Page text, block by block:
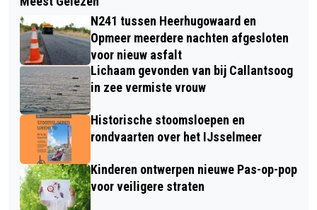
EN ZONDER BEPERKING IN EGMOND
BINNEN
GELD UIT ‘GEVONDEN VOORWERPEN’
VOOR STICHTING PRAKKIE
N241 tussen Heerhugowaard en
Opmeer meerdere nachten afgesloten
voor nieuw asfalt
Lichaam gevonden van bij Callantsoog
in zee vermiste vrouw
Historische stoomsloepen en
rondvaarten over het IJsselmeer
Kinderen ontwerpen nieuwe Pas-op-pop
voor veiligere straten